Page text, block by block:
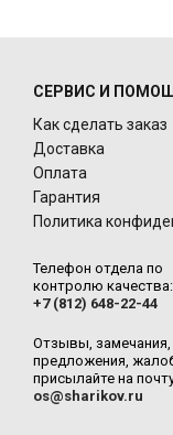
СЕРВИС И
Как сделать заказ
Доставка
Оплата
Гарантия
Политика
Телефон отдела по
контролю качества:
+7 (812) 648-22-44
Отзывы, замечания,
предложения,
присылайте на
os@sharikov.ru